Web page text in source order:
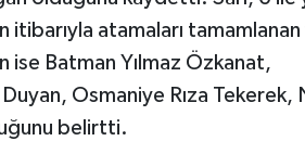
itibarıyla atamaları tamamlanan
ise Batman Yılmaz Özkanat,
Osmaniye Rıza Tekerek,
belirtti.